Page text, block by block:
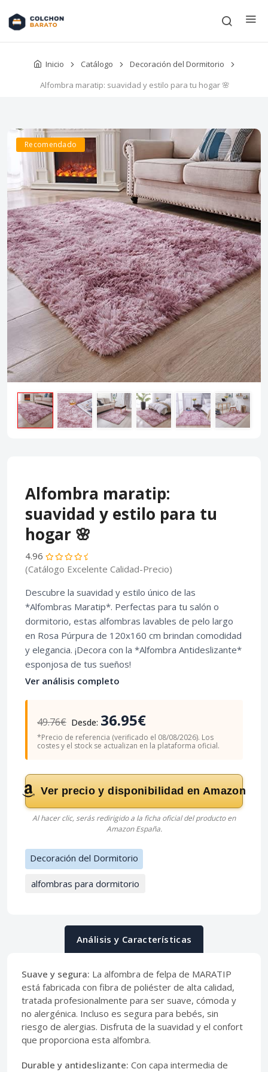
Inicio Catálogo
Decoración del Dormitorio
Alfombra maratip: suavidad y estilo para tu hogar 🌸
Recomendado
Alfombra maratip:
suavidad y estilo para tu
hogar 🌸
4.96
(Catálogo Excelente Calidad-Precio)
Descubre la suavidad y estilo único de las
*Alfombras Maratip*. Perfectas para tu salón o
dormitorio, estas alfombras lavables de pelo largo
en Rosa Púrpura de 120x160 cm brindan comodidad
y elegancia. ¡Decora con la *Alfombra Antideslizante*
esponjosa de tus sueños!
Ver análisis completo
49.76€ Desde: 36.95€
*Precio de referencia (verificado el 08/08/2026). Los
costes y el stock se actualizan en la plataforma oficial.
Ver precio y disponibilidad en Amazon
Al hacer clic, serás redirigido a la ficha oficial del producto en
Amazon España.
Decoración del Dormitorio
alfombras para dormitorio
Análisis y Características
Suave y segura: La alfombra de felpa de MARATIP
está fabricada con fibra de poliéster de alta calidad,
tratada profesionalmente para ser suave, cómoda y
no alergénica. Incluso es segura para bebés, sin
riesgo de alergias. Disfruta de la suavidad y el confort
que proporciona esta alfombra.
Durable y antideslizante: Con capa intermedia de